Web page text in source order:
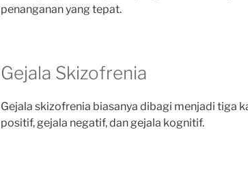
penanganan yang tepat.
Gejala Skizofrenia
Gejala skizofrenia biasanya dibagi menjadi tiga
positif, gejala negatif, dan gejala kognitif.